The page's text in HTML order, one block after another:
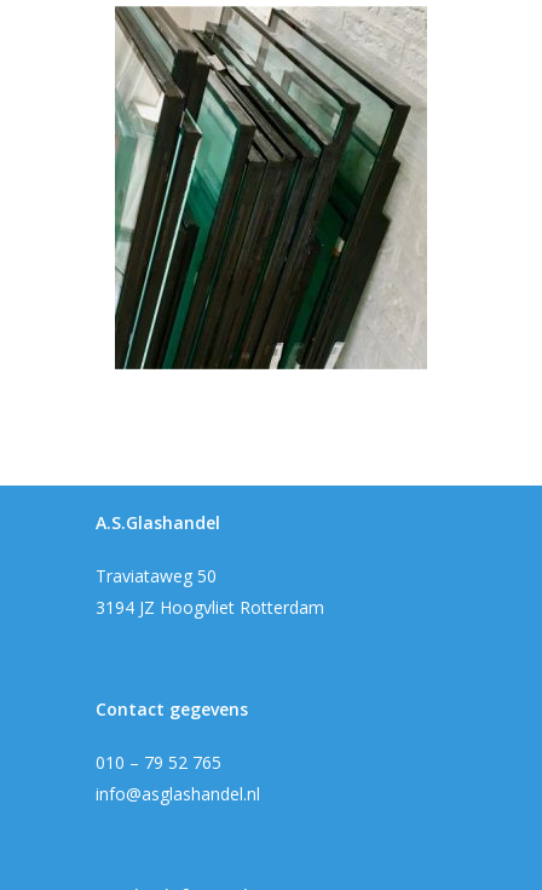
A.S.Glashandel
Traviataweg 50
3194 JZ Hoogvliet Rotterdam
Contact gegevens
010 – 79 52 765
info@asglashandel.nl